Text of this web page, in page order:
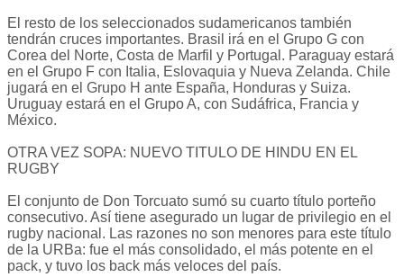
El resto de los seleccionados sudamericanos también
tendrán cruces importantes. Brasil irá en el Grupo G con
Corea del Norte, Costa de Marfil y Portugal. Paraguay estará
en el Grupo F con Italia, Eslovaquia y Nueva Zelanda. Chile
jugará en el Grupo H ante España, Honduras y Suiza.
Uruguay estará en el Grupo A, con Sudáfrica, Francia y
México.
OTRA VEZ SOPA: NUEVO TITULO DE HINDU EN EL
RUGBY
El conjunto de Don Torcuato sumó su cuarto título porteño
consecutivo. Así tiene asegurado un lugar de privilegio en el
rugby nacional. Las razones no son menores para este título
de la URBa: fue el más consolidado, el más potente en el
pack, y tuvo los back más veloces del país.